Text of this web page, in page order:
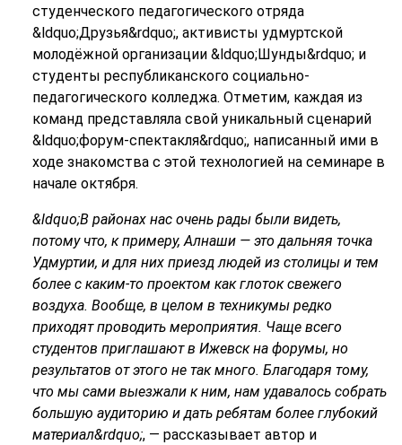
студенческого педагогического отряда
&ldquo;Друзья&rdquo;, активисты удмуртской
молодёжной организации &ldquo;Шунды&rdquo; и
студенты республиканского социально-
педагогического колледжа. Отметим, каждая из
команд представляла свой уникальный сценарий
&ldquo;форум-спектакля&rdquo;, написанный ими в
ходе знакомства с этой технологией на семинаре в
начале октября.
&ldquo;В районах нас очень рады быливидеть,
потому что, к примеру, Алнаши— это дальняя точка
Удмуртии, и для них приезд людей из столицы и тем
более с каким-то проектом как глоток свежего
воздуха. Вообще, в целом в техникумы редко
приходят проводить мероприятия. Чаще всего
студентов приглашают в Ижевск на форумы, но
результатов от этого не так много. Благодаря тому,
что мы сами выезжали к ним, нам удавалось собрать
большую аудиторию и дать ребятам более глубокий
материал&rdquo;, — рассказывает автор и